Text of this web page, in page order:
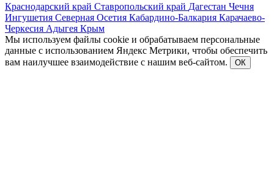
Краснодарский край Ставропольский край Дагестан Чечня
Ингушетия Северная Осетия Кабардино-Балкария Карачаево-
Черкесия Адыгея Крым
Мы используем файлы cookie и обрабатываем персональные
данные с использованием Яндекс Метрики, чтобы обеспечить
вам наилучшее взаимодействие с нашим веб-сайтом.
ОК